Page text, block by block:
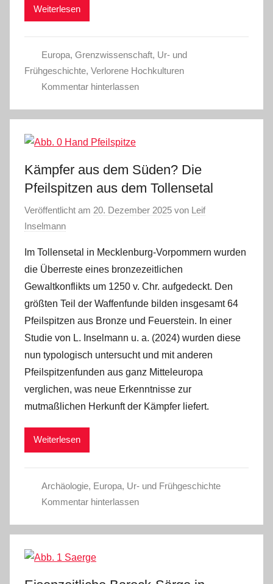
Weiterlesen
Europa, Grenzwissenschaft, Ur- und
Frühgeschichte, Verlorene Hochkulturen
Kommentar hinterlassen
Kämpfer aus dem Süden? Die
Pfeilspitzen aus dem Tollensetal
Veröffentlicht am 20. Dezember 2025 von Leif
Inselmann
Im Tollensetal in Mecklenburg-Vorpommern wurden
die Überreste eines bronzezeitlichen
Gewaltkonflikts um 1250 v. Chr. aufgedeckt. Den
größten Teil der Waffenfunde bilden insgesamt 64
Pfeilspitzen aus Bronze und Feuerstein. In einer
Studie von L. Inselmann u. a. (2024) wurden diese
nun typologisch untersucht und mit anderen
Pfeilspitzenfunden aus ganz Mitteleuropa
verglichen, was neue Erkenntnisse zur
mutmaßlichen Herkunft der Kämpfer liefert.
Weiterlesen
Archäologie, Europa, Ur- und Frühgeschichte
Kommentar hinterlassen